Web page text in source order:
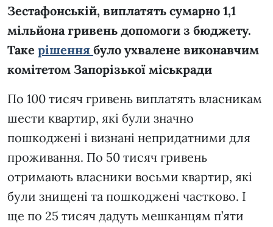
Зестафонській, виплатять сумарно 1,1
мільйона гривень допомоги з бюджету.
Таке рішення було ухвалене виконавчим
комітетом Запорізької міськради
По 100 тисяч гривень виплатять власникам
шести квартир, які були значно
пошкоджені і визнані непридатними для
проживання. По 50 тисяч гривень
отримають власники восьми квартир, які
були знищені та пошкоджені частково. І
ще по 25 тисяч дадуть мешканцям п’яти